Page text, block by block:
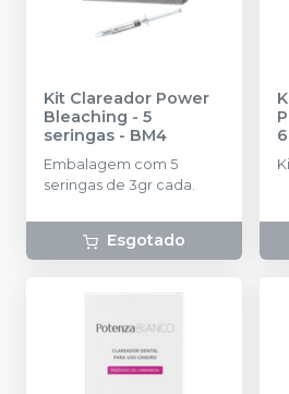
Kit Clareador Power
Bleaching - 5
seringas - BM4
Embalagem com 5
seringas de 3gr cada.
Esgotado